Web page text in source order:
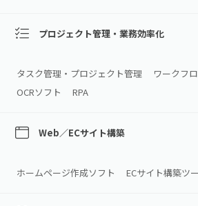
プロジェクト管理・業務効率化
タスク管理・プロジェクト管理
ワークフ
OCRソフト
RPA
Web／ECサイト構築
ホームページ作成ソフト ECサイト構築ツ